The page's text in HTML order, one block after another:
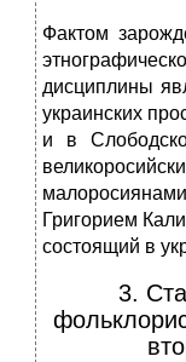
Фактом
дисциплины
украинских
и в
Григорием
состоящий в
3.